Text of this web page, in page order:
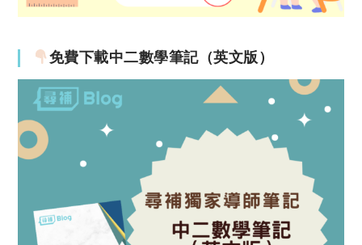
免費下載中二數學筆記（英文版）